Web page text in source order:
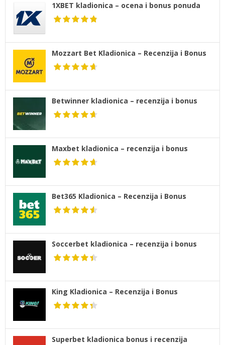
1XBET kladionica – ocena i bonus ponuda
Mozzart Bet Kladionica – Recenzija i Bonus
Betwinner kladionica – recenzija i bonus
Maxbet kladionica – recenzija i bonus
Bet365 Kladionica – Recenzija i Bonus
Soccerbet kladionica – recenzija i bonus
King Kladionica – Recenzija i Bonus
Superbet kladionica bonus i recenzija